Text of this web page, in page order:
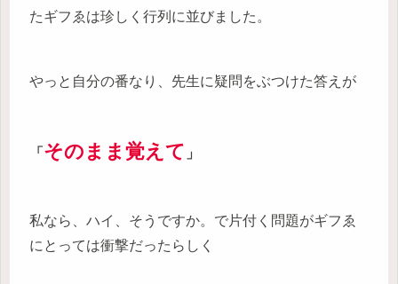
たギフゑは珍しく行列に並びました。
やっと自分の番なり、先生に疑問をぶつけた答えが
「 そのまま覚えて 」
私なら、ハイ、そうですか。で片付く問題がギフゑ
にとっては衝撃だったらしく